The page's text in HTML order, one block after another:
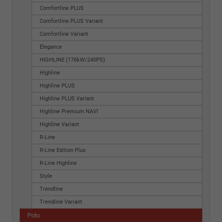
Comfortline PLUS
Comfortline PLUS Variant
Comfortline Variant
Elegance
HIGHLINE (176kW/240PS)
Highline
Highline PLUS
Highline PLUS Variant
Highline Premium NAVI
Highline Variant
R-Line
R-Line Edition Plus
R-Line Highline
Style
Trendline
Trendline Variant
Polo